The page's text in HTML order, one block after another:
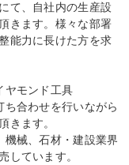
て、自社内の生産設
きます。様々な部署
能力に長けた方を求
ヤモンド工具
合わせを行いながら
きます。
械、石材・建設業界
しています。